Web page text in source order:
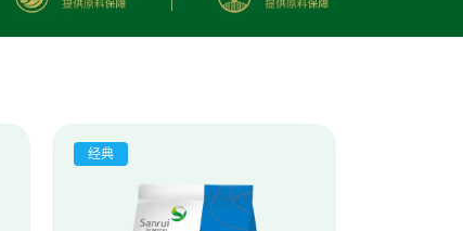
经典